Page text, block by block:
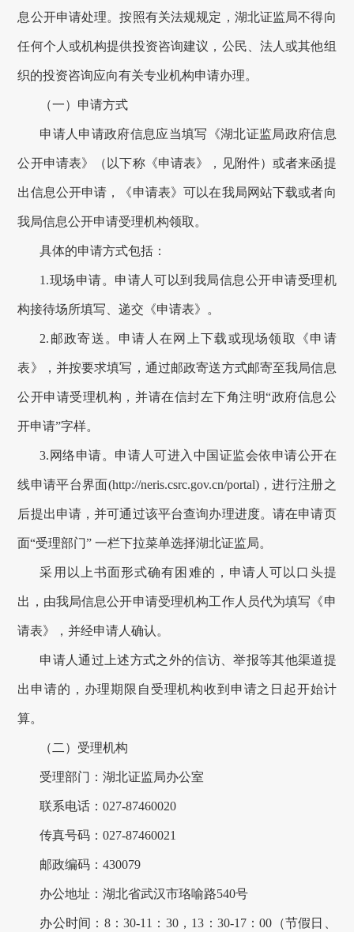
息公开申请处理。按照有关法规规定， 湖北证监局不得向
任何个人或机构提供投资咨询建议，公民、法人或其他组
织的投资咨询应向有关专业机构申请办理。
（一）申请方式
申请人申请政府信息应当填写《湖北证监局政府信息
公开申请表》（以下称《申请表》，见附件）或者来函提
出信息公开申请，《申请表》可以在我局网站下载或者向
我局信息公开申请受理机构领取。
具体的申请方式包括：
1.现场申请。申请人可以到我局信息公开申请受理机
构接待场所填写、递交《申请表》。
2. 邮政寄送 。申请人在网上下载或现场领取《申请
表》，并按要求填写，通过邮政寄送方式邮寄至我局信息
公开申请受理机构，并请在信封左下角注明“政府信息公
开申请”字样。
3. 网络申请。 申请人可进入中国证监会依申请公开在
线申请平台界面(http://neris.csrc.gov.cn/portal)，进行注册之
后提出申请，并可通过该平台查询办理进度。请在申请页
面“受理部门” 一栏下拉菜单选择湖北证监局。
采用以上书面形式确有困难的，申请人可以口头提
出，由我局信息公开申请受理机构工作人员代为填写《申
请表》，并经申请人确认。
申请人通过上述方式之外的信访、举报等其他渠道提
出申请的，办理期限自受理机构收到申请之日起开始计
算。
（二）受理机构
受理部门：湖北证监局办公室
联系电话：027-87460020
传真号码：027-87460021
邮政编码：430079
办公地址：湖北省武汉市珞喻路540号
办公时间：8：30-11：30，13：30-17：00（节假日、